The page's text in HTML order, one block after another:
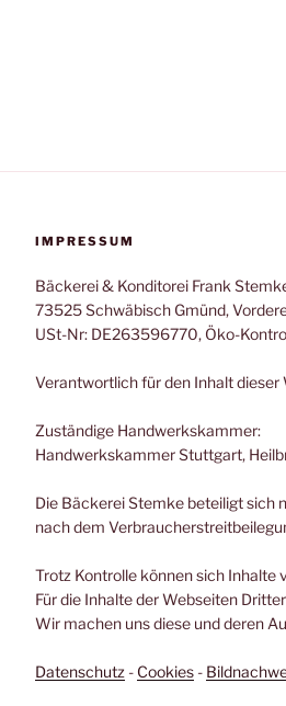
IMPRESSUM
Bäckerei & Konditorei Frank
73525 Schwäbisch Gmünd,
USt-Nr: DE263596770, Öko-
Verantwortlich für den Inhalt dieser
Zuständige Handwerkskammer:
Handwerkskammer Stuttgart,
Die Bäckerei Stemke beteiligt sich
nach dem
Trotz Kontrolle können sich Inhalte
Für die Inhalte der Webseiten
Wir machen uns diese und deren
Datenschutz - Cookies-